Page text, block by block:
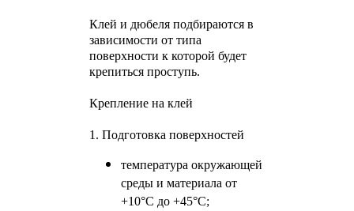
Клей и дюбеля подбираются в
зависимости от типа
поверхности к которой будет
крепиться проступь.
Крепление на клей
1. Подготовка поверхностей
температура окружающей
среды и материала от
+10°С до +45°С;